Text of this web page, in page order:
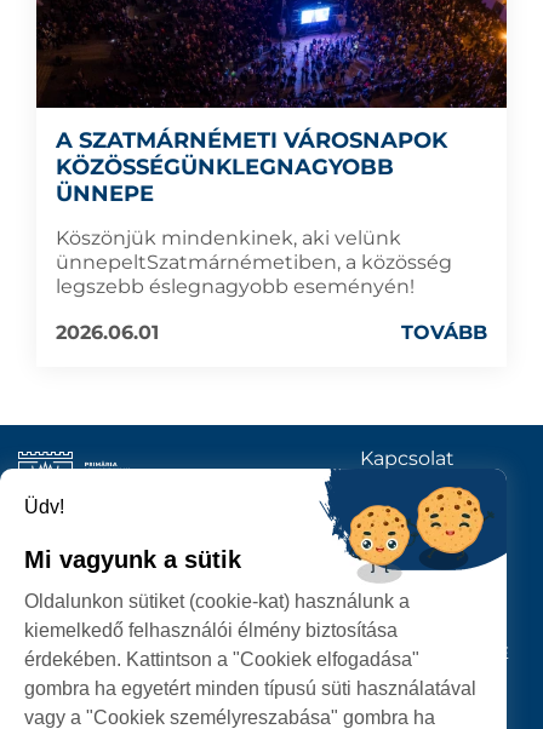
A SZATMÁRNÉMETI VÁROSNAPOK
KÖZÖSSÉGÜNKLEGNAGYOBB
ÜNNEPE
Köszönjük mindenkinek, aki velünk
ünnepeltSzatmárnémetiben, a közösség
legszebb éslegnagyobb eseményén!
2026.06.01
TOVÁBB
SZEMÉLYES ADATOK VÉDELME
SZATMÁRNÉMETI
POLGÁRMESTERI HIVATAL
P-ȚA 25 OCTOMBRIE, NR. 1 CORP M, 440026 SATU MARE
Kapcsolat
KÖVESSENEK
Üdv!
Mi vagyunk a sütik
Oldalunkon sütiket (cookie-kat) használunk a
kiemelkedő felhasználói élmény biztosítása
érdekében. Kattintson a "Cookiek elfogadása"
gombra ha egyetért minden típusú süti használatával
vagy a "Cookiek személyreszabása" gombra ha